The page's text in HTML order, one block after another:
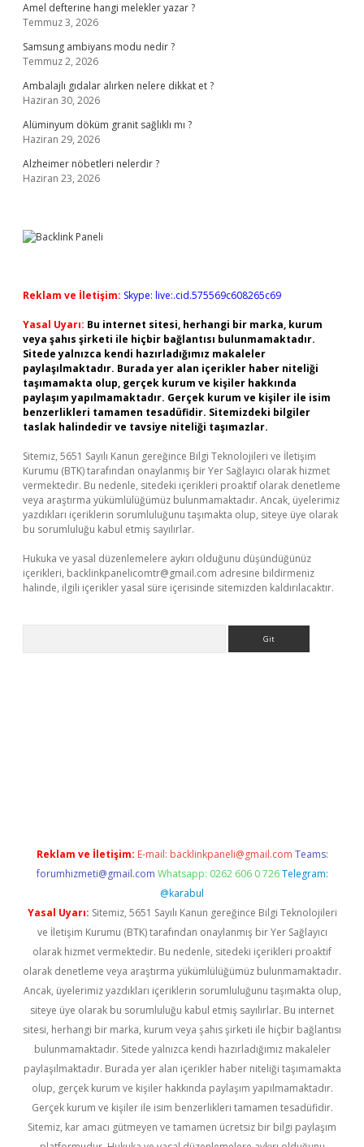
Amel defterine hangi melekler yazar ?
Temmuz 3, 2026
Samsung ambiyans modu nedir ?
Temmuz 2, 2026
Ambalajlı gıdalar alırken nelere dikkat et ?
Haziran 30, 2026
Alüminyum döküm granit sağlıklı mı ?
Haziran 29, 2026
Alzheimer nöbetleri nelerdir ?
Haziran 23, 2026
Reklam ve İletişim: Skype: live:.cid.575569c608265c69
Yasal Uyarı: Bu internet sitesi, herhangi bir marka, kurum
veya şahıs şirketi ile hiçbir bağlantısı bulunmamaktadır.
Sitede yalnızca kendi hazırladığımız makaleler
paylaşılmaktadır. Burada yer alan içerikler haber niteliği
taşımamakta olup, gerçek kurum ve kişiler hakkında
paylaşım yapılmamaktadır. Gerçek kurum ve kişiler ile isim
benzerlikleri tamamen tesadüfidir. Sitemizdeki bilgiler
taslak halindedir ve tavsiye niteliği taşımazlar.
Sitemiz, 5651 Sayılı Kanun gereğince Bilgi Teknolojileri ve İletişim
Kurumu (BTK) tarafından onaylanmış bir Yer Sağlayıcı olarak hizmet
vermektedir. Bu nedenle, sitedeki içerikleri proaktif olarak denetleme
veya araştırma yükümlülüğümüz bulunmamaktadır. Ancak, üyelerimiz
yazdıkları içeriklerin sorumluluğunu taşımakta olup, siteye üye olarak
bu sorumluluğu kabul etmiş sayılırlar.
Hukuka ve yasal düzenlemelere aykırı olduğunu düşündüğünüz
içerikleri, backlinkpanelicomtr@gmail.com adresine bildirmeniz
halinde, ilgili içerikler yasal süre içerisinde sitemizden kaldırılacaktır.
Reklam ve İletişim: E-mail: backlinkpaneli@gmail.com Teams:
forumhizmeti@gmail.com Whatsapp: 0262 606 0 726 Telegram:
@karabul
Yasal Uyarı: Sitemiz, 5651 Sayılı Kanun gereğince Bilgi Teknolojileri
ve İletişim Kurumu (BTK) tarafından onaylanmış bir Yer Sağlayıcı
olarak hizmet vermektedir. Bu nedenle, sitedeki içerikleri proaktif
olarak denetleme veya araştırma yükümlülüğümüz bulunmamaktadır.
Ancak, üyelerimiz yazdıkları içeriklerin sorumluluğunu taşımakta olup,
siteye üye olarak bu sorumluluğu kabul etmiş sayılırlar. Bu internet
sitesi, herhangi bir marka, kurum veya şahıs şirketi ile hiçbir bağlantısı
bulunmamaktadır. Sitede yalnızca kendi hazırladığımız makaleler
paylaşılmaktadır. Burada yer alan içerikler haber niteliği taşımamakta
olup, gerçek kurum ve kişiler hakkında paylaşım yapılmamaktadır.
Gerçek kurum ve kişiler ile isim benzerlikleri tamamen tesadüfidir.
Sitemiz, kar amacı gütmeyen ve tamamen ücretsiz bir bilgi paylaşım